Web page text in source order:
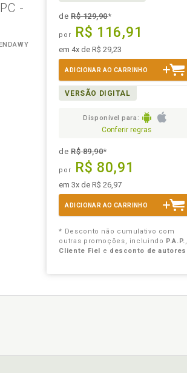
-
deR$ 129,90*
por R$ 116,91
em 4x de R$ 29,23
ADICIONAR AO CARRINHO
VERSÃO DIGITAL
Disponível para:
Conferir regras
deR$ 89,90*
por R$ 80,91
em 3x de R$ 26,97
ADICIONAR AO CARRINHO
* Desconto não cumulativo com
outras promoções, incluindo P.A.P.,
Cliente Fiel
e desconto de autores